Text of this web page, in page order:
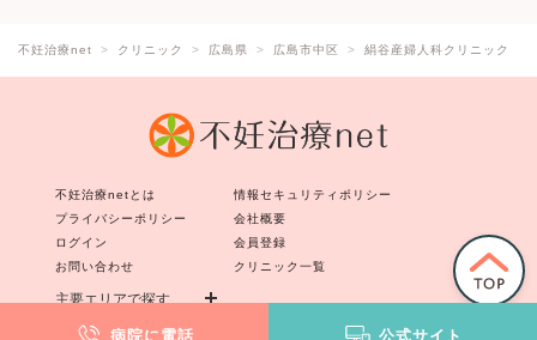
不妊治療net クリニック 広島県 広島市中区 絹谷産婦人科クリニック
病院に電話 公式サイト
不妊治療netとは
情報セキュリティポリシー
プライバシーポリシー
会社概要
ログイン
会員登録
お問い合わせ
クリニック一覧
主要エリアで探す